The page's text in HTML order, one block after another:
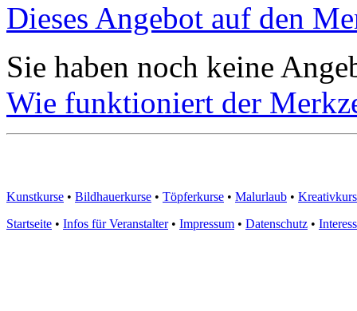
Dieses Angebot auf den
Sie haben noch keine
Wie funktioniert der
Kunstkurse • Bildhauerkurse • Töpferkurse • Malurlaub •
Startseite • Infos für Veranstalter• Impressum • Datenschutz •